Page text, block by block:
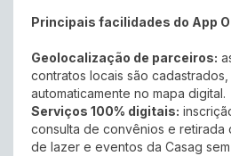
Principais facilidades do App
Geolocalização de parceiros:
contratos locais são
automaticamente no mapa digital.
Serviços 100% digitais:
consulta de convênios e retirada
de lazer e eventos da Casag